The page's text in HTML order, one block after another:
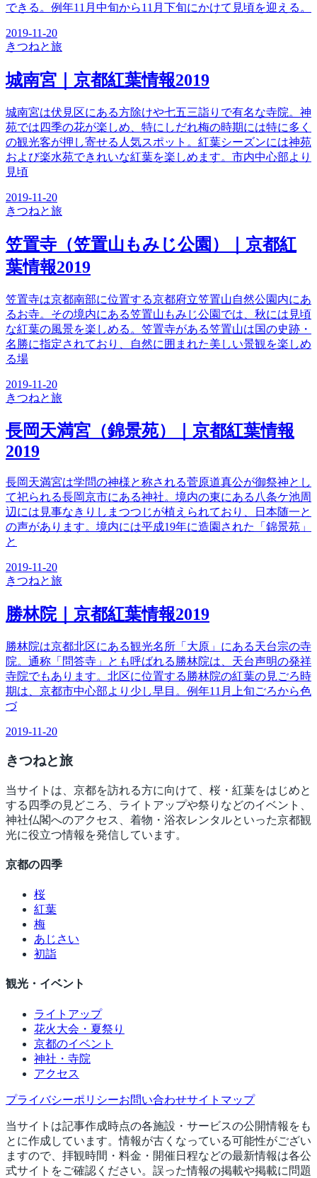
できる。例年11月中旬から11月下旬にかけて見頃を迎える。
2019-11-20
きつねと旅
城南宮｜京都紅葉情報2019
城南宮は伏見区にある方除けや七五三詣りで有名な寺院。神
苑では四季の花が楽しめ、特にしだれ梅の時期には特に多く
の観光客が押し寄せる人気スポット。紅葉シーズンには神苑
および楽水苑できれいな紅葉を楽しめます。市内中心部より
見頃
2019-11-20
きつねと旅
笠置寺（笠置山もみじ公園）｜京都紅
葉情報2019
笠置寺は京都南部に位置する京都府立笠置山自然公園内にあ
るお寺。その境内にある笠置山もみじ公園では、秋には見頃
な紅葉の風景を楽しめる。笠置寺がある笠置山は国の史跡・
名勝に指定されており、自然に囲まれた美しい景観を楽しめ
る場
2019-11-20
きつねと旅
長岡天満宮（錦景苑）｜京都紅葉情報
2019
長岡天満宮は学問の神様と称される菅原道真公が御祭神とし
て祀られる長岡京市にある神社。境内の東にある八条ケ池周
辺には見事なきりしまつつじが植えられており、日本随一と
の声があります。境内には平成19年に造園された「錦景苑」
と
2019-11-20
きつねと旅
勝林院｜京都紅葉情報2019
勝林院は京都北区にある観光名所「大原」にある天台宗の寺
院。通称「問答寺」とも呼ばれる勝林院は、天台声明の発祥
寺院でもあります。北区に位置する勝林院の紅葉の見ごろ時
期は、京都市中心部より少し早目。例年11月上旬ごろから色
づ
2019-11-20
きつねと旅
当サイトは、京都を訪れる方に向けて、桜・紅葉をはじめと
する四季の見どころ、ライトアップや祭りなどのイベント、
神社仏閣へのアクセス、着物・浴衣レンタルといった京都観
光に役立つ情報を発信しています。
京都の四季
桜
紅葉
梅
あじさい
初詣
観光・イベント
ライトアップ
花火大会・夏祭り
京都のイベント
神社・寺院
アクセス
プライバシーポリシーお問い合わせサイトマップ
当サイトは記事作成時点の各施設・サービスの公開情報をも
とに作成しています。情報が古くなっている可能性がござい
ますので、拝観時間・料金・開催日程などの最新情報は各公
式サイトをご確認ください。誤った情報の掲載や掲載に問題